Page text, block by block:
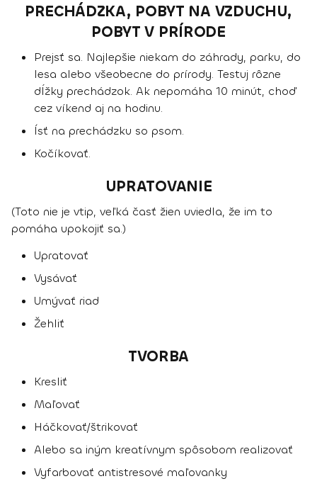
PRECHÁDZKA, POBYT NA VZDUCHU,
POBYT V PRÍRODE
Prejsť sa. Najlepšie niekam do záhrady, parku, do
lesa alebo všeobecne do prírody. Testuj rôzne
dĺžky prechádzok. Ak nepomáha 10 minút, choď
cez víkend aj na hodinu.
Ísť na prechádzku so psom.
Kočíkovať.
UPRATOVANIE
(Toto nie je vtip, veľká časť žien uviedla, že im to
pomáha upokojiť sa.)
Upratovať
Vysávať
Umývať riad
Žehliť
TVORBA
Kresliť
Maľovať
Háčkovať/štrikovať
Alebo sa iným kreatívnym spôsobom realizovať
Vyfarbovať antistresové maľovanky